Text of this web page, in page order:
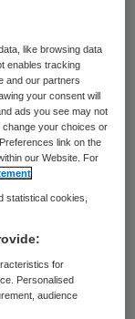
Ze heeft
erg duizelig.
alledaagse
daar
personen
dakloos
geen
en de
te vinden.
like browsing data
enables tracking
and our partners
your consent will
ads you see may not
change your choices or
link on the
our Website. For
statistical cookies,
for
Personalised
audience